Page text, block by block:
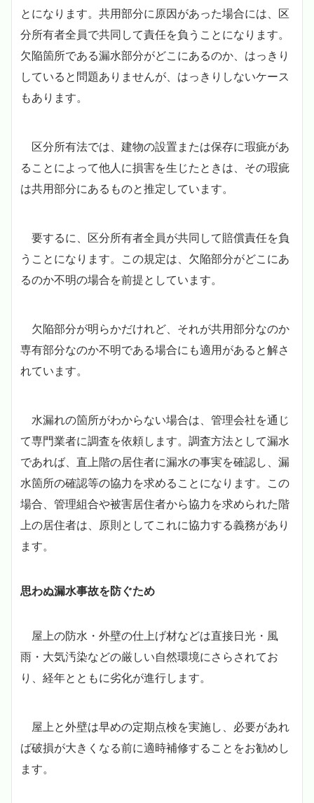
とになります。共用部分に原因があった場合には、区
分所有者全員で共同して責任を負うことになります。
欠陥箇所である漏水部分がどこにあるのか、はっきり
していると問題ありませんが、はっきりしないケース
もあります。
区分所有法では、建物の設置または保存に瑕疵があ
ることによって他人に損害を生じたときは、その瑕疵
は共用部分にあるものと推定しています。
要するに、区分所有者全員が共同して賠償責任を負
うことになります。この規定は、欠陥部分がどこにあ
るのか不明の場合を前提としています。
欠陥部分が明らかだけれど、それが共用部分なのか
専有部分なのか不明である場合にも適用があると解さ
れています。
水漏れの箇所がわからない場合は、管理会社を通じ
て専門業者に調査を依頼します。調査方法として漏水
であれば、直上階の居住者に漏水の事実を確認し、漏
水箇所の確認等の協力を求めることになります。この
場合、管理組合や被害居住者から協力を求められた階
上の居住者は、原則としてこれに協力する義務があり
ます。
思わぬ漏水事故を防ぐため
屋上の防水・外壁の仕上げ材などは直接日光・風
雨・大気汚染などの厳しい自然環境にさらされてお
り、経年とともに劣化が進行します。
屋上と外壁は早めの定期点検を実施し、必要があれ
ば破損が大きくなる前に適時補修することをお勧めし
ます。